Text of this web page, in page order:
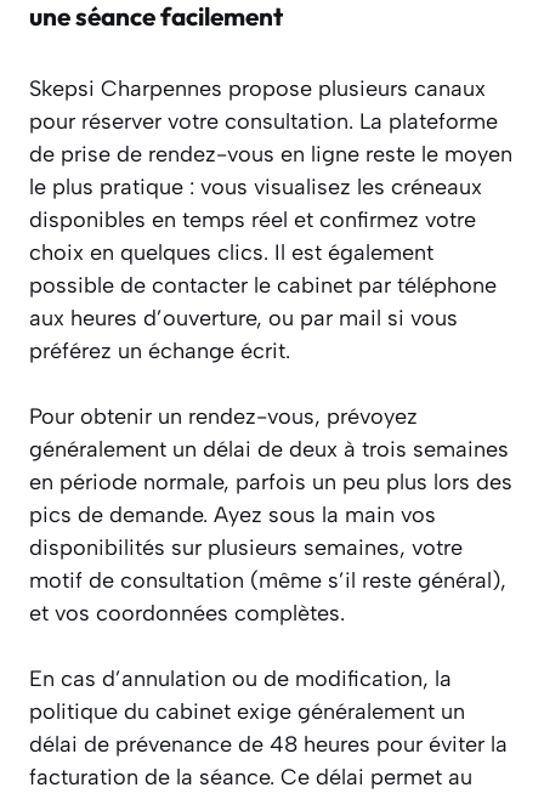
une séance facilement
Skepsi Charpennes propose plusieurs canaux
pour réserver votre consultation. La plateforme
de prise de rendez-vous en ligne reste le moyen
le plus pratique : vous visualisez les créneaux
disponibles en temps réel et confirmez votre
choix en quelques clics. Il est également
possible de contacter le cabinet par téléphone
aux heures d’ouverture, ou par mail si vous
préférez un échange écrit.
Pour obtenir un rendez-vous, prévoyez
généralement un délai de deux à trois semaines
en période normale, parfois un peu plus lors des
pics de demande. Ayez sous la main vos
disponibilités sur plusieurs semaines, votre
motif de consultation (même s’il reste général),
et vos coordonnées complètes.
En cas d’annulation ou de modification, la
politique du cabinet exige généralement un
délai de prévenance de 48 heures pour éviter la
facturation de la séance. Ce délai permet au